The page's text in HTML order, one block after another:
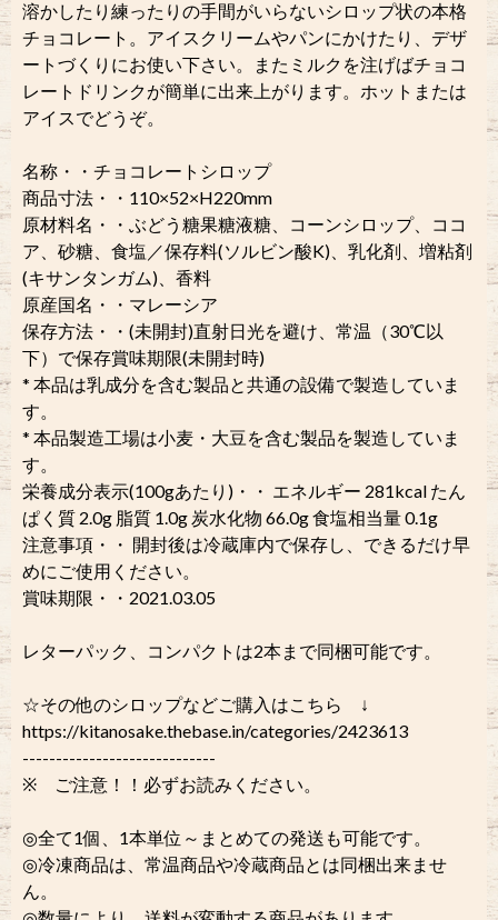
溶かしたり練ったりの手間がいらないシロップ状の本格
チョコレート。アイスクリームやパンにかけたり、デザ
ートづくりにお使い下さい。またミルクを注げばチョコ
レートドリンクが簡単に出来上がります。ホットまたは
アイスでどうぞ。
名称・・チョコレートシロップ
商品寸法・・110×52×H220mm
原材料名・・ぶどう糖果糖液糖、コーンシロップ、ココ
ア、砂糖、食塩／保存料(ソルビン酸K)、乳化剤、増粘剤
(キサンタンガム)、香料
原産国名・・マレーシア
保存方法・・(未開封)直射日光を避け、常温（30℃以
下）で保存賞味期限(未開封時)
* 本品は乳成分を含む製品と共通の設備で製造していま
す。
* 本品製造工場は小麦・大豆を含む製品を製造していま
す。
栄養成分表示(100gあたり)・・ エネルギー 281kcal たん
ぱく質 2.0g 脂質 1.0g 炭水化物 66.0g 食塩相当量 0.1g
注意事項・・ 開封後は冷蔵庫内で保存し、できるだけ早
めにご使用ください。
賞味期限・・2021.03.05
レターパック、コンパクトは2本まで同梱可能です。
☆その他のシロップなどご購入はこちら ↓
https://kitanosake.thebase.in/categories/2423613
-----------------------------
※ ご注意！！必ずお読みください。
◎全て1個、1本単位～まとめての発送も可能です。
◎冷凍商品は、常温商品や冷蔵商品とは同梱出来ませ
ん。